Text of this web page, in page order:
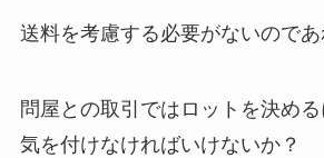
送料を考慮する必要がないので
問屋との取引ではロットを決め
気を付けなければいけないか？